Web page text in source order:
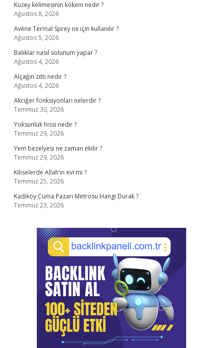
Kuzey kelimesinin kökeni nedir ?
Ağustos 8, 2026
Avène Termal Sprey ne için kullanılır ?
Ağustos 5, 2026
Balıklar nasıl solunum yapar ?
Ağustos 4, 2026
Alçağın zıttı nedir ?
Ağustos 4, 2026
Akciğer fonksiyonları nelerdir ?
Temmuz 30, 2026
Yoksunluk hissi nedir ?
Temmuz 29, 2026
Yem bezelyesi ne zaman ekilir ?
Temmuz 29, 2026
Kiliselerde Allah’ın evi mi ?
Temmuz 25, 2026
Kadıköy Cuma Pazarı Metrosu Hangi Durak ?
Temmuz 23, 2026